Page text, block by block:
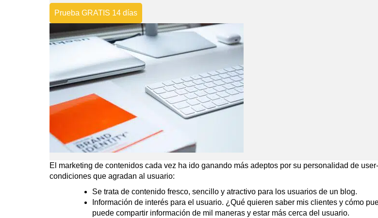
Prueba GRATIS 14 días
El marketing de contenidos cada vez ha ido ganando más adeptos por su personalidad de
condiciones que agradan al usuario:
Se trata de contenido fresco, sencillo y atractivo para los usuarios de un blog.
Información de interés para el usuario. ¿Qué quieren saber mis clientes y cómo
puede compartir información de mil maneras y estar más cerca del usuario.